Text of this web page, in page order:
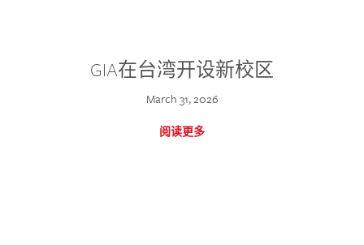
GIA在台湾开设新校区
March 31, 2026
阅读更多